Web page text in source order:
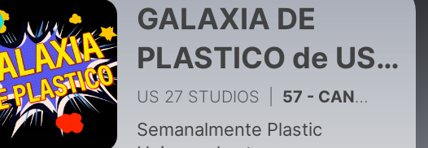
GALAXIA DE
PLASTICO de US
27 STUDIOS
US 27 STUDIOS 57 - CANCELARON ACOLYTE - EL FUTURO DE STAR WARS PROGRAMA ESPECIAL
Semanalmente Plastic